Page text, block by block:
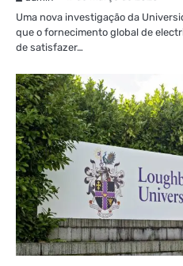
Uma nova investigação da
que o fornecimento global de
de satisfazer…